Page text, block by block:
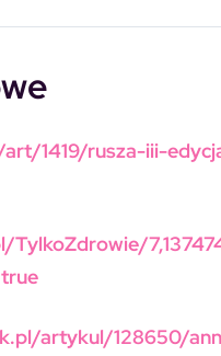
1419/rusza-iii-
artykul/128650/